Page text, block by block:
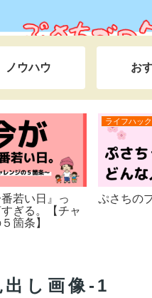
ノウハウ お
フハック
子の実績紹介【収益
報告】
ライ
『な
を
し画像-1